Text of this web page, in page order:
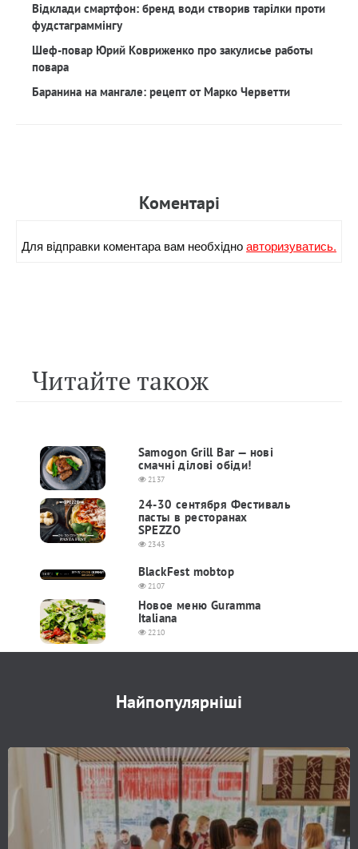
Відклади смартфон: бренд води створив тарілки проти
фудстаграммінгу
Шеф-повар Юрий Ковриженко про закулисье работы
повара
Баранина на мангале: рецепт от Марко Черветти
Коментарi
Для вiдправки коментара вам необхiдноавторизуватись.
Читайте також
Samogon Grill Bar — нові
смачні ділові обіди!
2137
24-30 cентября Фестиваль
пасты в ресторанах
SPEZZO
2343
BlackFest mobtop
2107
Новое меню Guramma
Italiana
2210
Найпопулярніші